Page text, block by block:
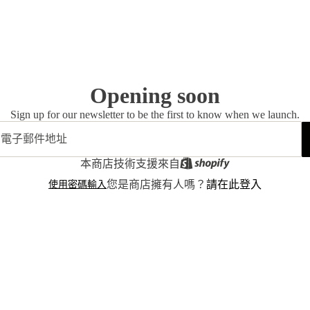
Opening soon
Sign up for our newsletter to be the first to know when we launch.
本商店技術支援來自
使用密碼輸入您是商店擁有人嗎？ 請在此登入